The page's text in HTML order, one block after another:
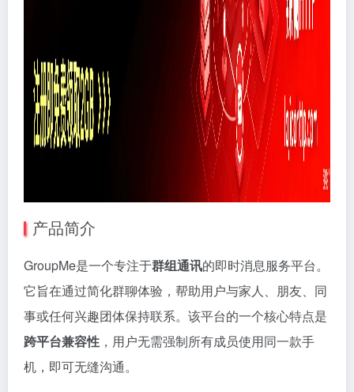
产品简介
GroupMe是一个专注于群组通讯的即时消息服务平台。
它旨在通过简化群聊体验，帮助用户与家人、朋友、同
事或任何兴趣团体保持联系。该平台的一个核心特点是
跨平台兼容性 ，用户无需强制所有成员使用同一款手
机，即可无缝沟通。